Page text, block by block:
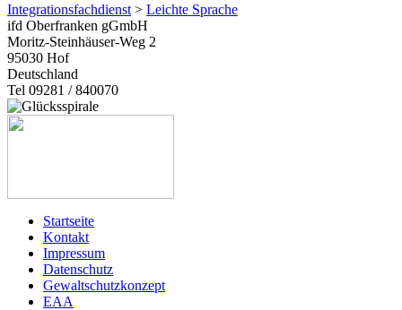
Integrationsfachdienst > Leichte Sprache
ifd Oberfranken gGmbH
Moritz-Steinhäuser-Weg 2
95030 Hof
Deutschland
Tel 09281 / 840070
Startseite
Kontakt
Impressum
Datenschutz
Gewaltschutzkonzept
EAA